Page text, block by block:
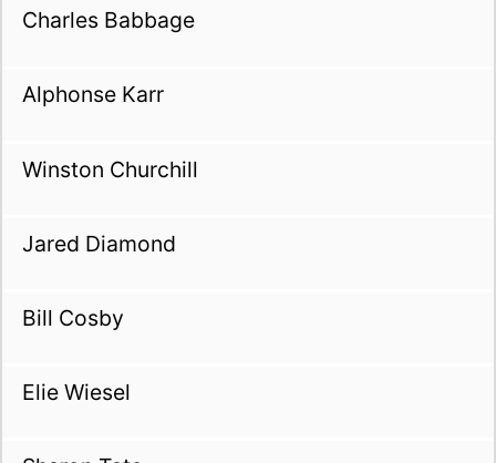
Charles Babbage
Alphonse Karr
Winston Churchill
Jared Diamond
Bill Cosby
Elie Wiesel